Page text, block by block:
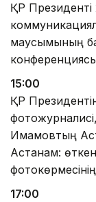
ҚР
маусымының
15:00
ҚР
Имамовтың
Астанам:
17:00